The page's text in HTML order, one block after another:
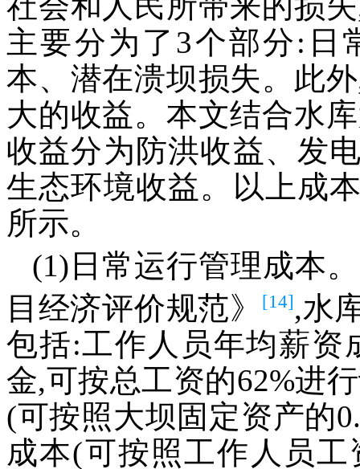
主要分为了3个部分:日
本、潜在溃坝损失。此
大的收益。本文结合水
收益分为防洪收益、发
生态环境收益。以上成
所示。
(1)日常运行管理成本
目经济评价规范》
[14],水
包括:工作人员年均薪资
金,可按总工资的62%进
(可按照大坝固定资产的
成本(可按照工作人员